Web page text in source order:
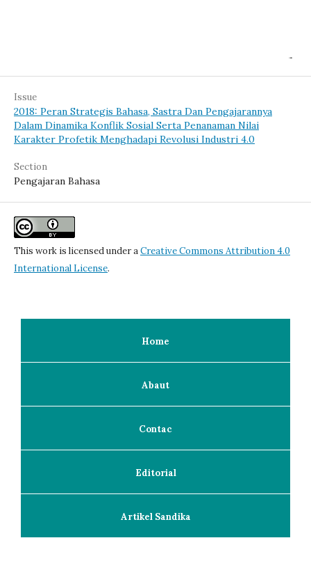
Issue
2018: Peran Strategis Bahasa, Sastra Dan Pengajarannya
Dalam Dinamika Konflik Sosial Serta Penanaman Nilai
Karakter Profetik Menghadapi Revolusi Industri 4.0
Section
Pengajaran Bahasa
This work is licensed under aCreative Commons Attribution 4.0
International License.
Home
Abaut
Contac
Editorial
Artikel Sandika